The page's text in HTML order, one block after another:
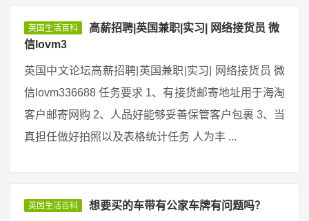
英国生活百科
高薪招聘|英国兼职|实习| 网络接货员 微
信lovm3
英国中文论坛高薪招聘|英国兼职|实习| 网络接货员 微
信lovm336688 任务要求 1、有接货邮寄地址用于海淘
客户邮寄网购 2、人品好能够妥善保管客户包裹 3、当
真担任做好拍照以及表格统计任务 人为丰 ...
英国生活百科 想要买的车带有公家车牌有问题吗？